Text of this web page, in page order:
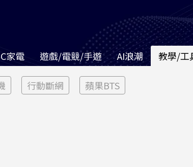
家電 遊戲/電競/手遊 AI浪潮 教學/工
行動斷網 蘋果BTS